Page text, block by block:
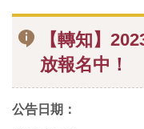
【轉知】
放報名中！
公告日期：